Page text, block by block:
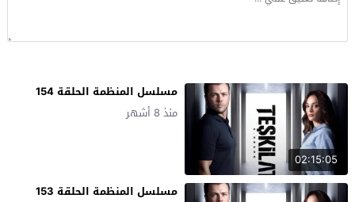
02:15:05
مسلسل المنظمة الحلقة 154
منذ 8 أشهر
مسلسل المنظمة الحلقة 153